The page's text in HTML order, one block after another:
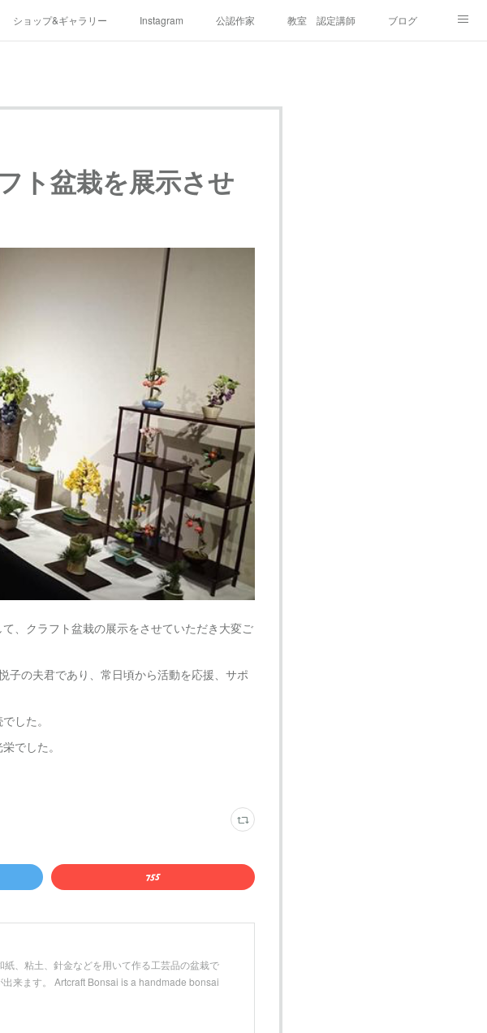
ショップ&ギャラリー Instagram 公認作家 教室 認定講師 ブログ
ト盆栽を展示させ
、クラフト盆栽の展示をさせていただき大変ご
子の夫君であり、常日頃から活動を応援、サポ
した。
でした。
、粘土、針金などを用いて作る工芸品の盆栽で
来ます。 Artcraft Bonsai is a handmade bonsai